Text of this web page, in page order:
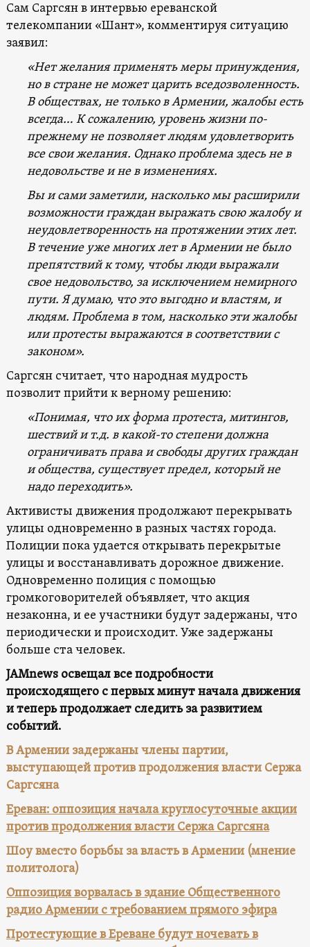
Сам Саргсян в интервью ереванской
телекомпании «Шант», комментируя ситуацию
заявил:
«Нет желания применять меры принуждения,
но в стране не может царить вседозволенность.
В обществах, не только в Армении, жалобы есть
всегда… К сожалению, уровень жизни по-
прежнему не позволяет людям удовлетворить
все свои желания. Однако проблема здесь не в
недовольстве и не в изменениях.
Вы и сами заметили, насколько мы расширили
возможности граждан выражать свою жалобу и
неудовлетворенность на протяжении этих лет.
В течение уже многих лет в Армении не было
препятствий к тому, чтобы люди выражали
свое недовольство, за исключением немирного
пути. Я думаю, что это выгодно и властям, и
людям. Проблема в том, насколько эти жалобы
или протесты выражаются в соответствии с
законом».
Саргсян считает, что народная мудрость
позволит прийти к верному решению:
«Понимая, что их форма протеста, митингов,
шествий и т.д. в какой-то степени должна
ограничивать права и свободы других граждан
и общества, существует предел, который не
надо переходить».
Активисты движения продолжают перекрывать
улицы одновременно в разных частях города.
Полиции пока удается открывать перекрытые
улицы и восстанавливать дорожное движение.
Одновременно полиция с помощью
громкоговорителей объявляет, что акция
незаконна, и ее участники будут задержаны, что
периодически и происходит. Уже задержаны
больше ста человек.
JAMnews освещал все подробности
происходящего с первых минут начала движения
и теперь продолжает следить за развитием
событий.
В Армении задержаны члены партии,
выступающей против продолжения власти Сержа
Саргсяна
Ереван: оппозиция начала круглосуточные акции
против продолжения власти Сержа Саргсяна
Шоу вместо борьбы за власть в Армении (мнение
политолога)
Оппозиция ворвалась в здание Общественного
радио Армении с требованием прямого эфира
Протестующие в Ереване будут ночевать в